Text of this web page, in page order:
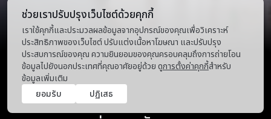
ช่วยเราปรับปรุงเว็บไซต์ด้วยคุกกี้
เราใช้คุกกี้และประมวลผลข้อมูลจากอุปกรณ์ของคุณเพื่อวิเคราะห์
ประสิทธิภาพของเว็บไซต์ ปรับแต่งเนื้อหาโฆษณา และปรับปรุง
ประสบการณ์ของคุณ ความยินยอมของคุณครอบคลุมถึงการถ่ายโอน
ข้อมูลไปยังนอกประเทศที่คุณอาศัยอยู่ด้วย ดูการตั้งค่าคุกกี้สำหรับ
ข้อมูลเพิ่มเติม
ยอมรับ
ปฏิเสธ